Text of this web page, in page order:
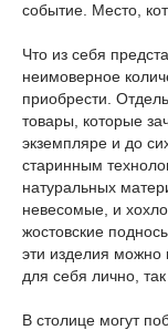
событие. Место,
Что из себя
неимоверное
приобрести.
товары, которые
экземпляре и до
старинным
натуральных
невесомые, и
жостовские
эти изделия можно
для себя лично,
В столице могут